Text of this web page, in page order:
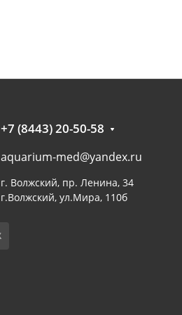
+7 (8443) 20-50-58
aquarium-med@yandex.ru
г. Волжский, пр. Ленина, 34
г.Волжский, ул.Мира, 110б